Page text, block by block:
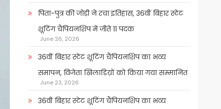
पिता-पुत्र की जोड़ी ने रचा इतिहास, 36वीं बिहार स्टेट
शूटिंग चैंपियनशिप में जीते 11 पदक
June 26, 2026
36वीं बिहार स्टेट शूटिंग चैंपियनशिप का भव्य
समापन, विजेता खिलाडिय़ों को किया गया सम्मानित
June 23, 2026
36वीं बिहार स्टेट शूटिंग चैंपियनशिप का भव्य